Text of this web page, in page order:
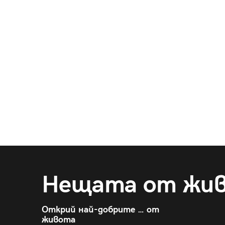
Нещата от
Открий най-добрите … от
живота